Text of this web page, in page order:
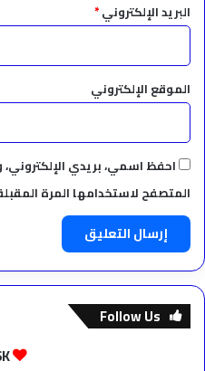
البريد الإلكتروني*
الموقع الإلكتروني
احفظ اسمي، بريدي
المتصفح لاستخدامها المرة
Follow Us